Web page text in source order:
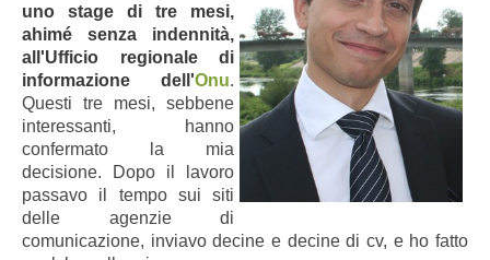
uno stage di tre mesi,
ahimé senza indennità,
all'Ufficio regionale di
informazione dell'Onu.
Questi tre mesi, sebbene
interessanti, hanno
confermato la mia
decisione. Dopo il lavoro
passavo il tempo sui siti
delle agenzie di
comunicazione, inviavo decine e decine di cv, e ho fatto